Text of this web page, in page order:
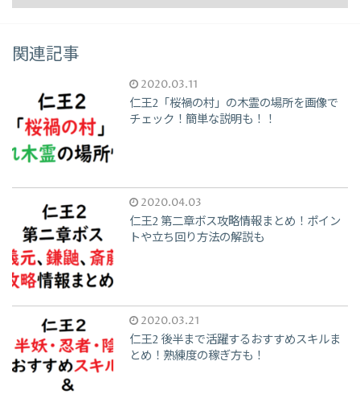
関連記事
2020.03.11
仁王2「桜禍の村」の木霊の場所を画像で
チェック！簡単な説明も！！
2020.04.03
仁王2 第二章ボス攻略情報まとめ！ポイン
トや立ち回り方法の解説も
2020.03.21
仁王2 後半まで活躍するおすすめスキルま
とめ！熟練度の稼ぎ方も！